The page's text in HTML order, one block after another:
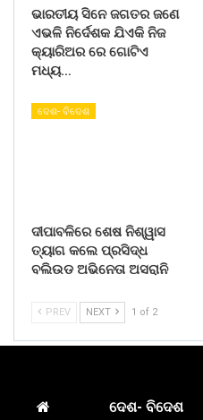
ଭାରତୀୟ ସିନେ ଜଗତର ଜଣେ
ଏଭଳି ନିର୍ଦେଶକ ଯିଏକି ନିଜ
କ୍ୟାରିଅର ରେ ଗୋଟିଏ
ମଧ୍ୟ…
ଦେଶ- ବିଦେଶ
ଦୀପାବଳିରେ ଶେଷ ନିଶ୍ୱାସ
ତ୍ୟାଗ କଲେ ପ୍ରସିଦ୍ଧ
ବଲିଉଡ ଅଭିନେତା ଅସରାନି
PREV NEXT 1 of 2
ଦେଶ- ବିଦେଶ